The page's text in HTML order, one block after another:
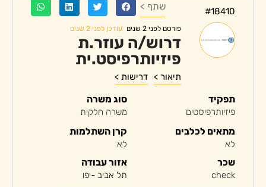
#18410 שתף >
פורסם לפני 2 שנים עודכן לפני 2 שנים
דרוש/ה עוזר.ת
פיזיותרפיסט.ית
תיאור > דרישות >
תפקיד
פיזיותרפיסטים
מתאים לכלבים
לא
סוג משרה
משרה חלקית
קרן השתלמות
לא
שכר
check
אזור עבודה
תל אביב -יפו